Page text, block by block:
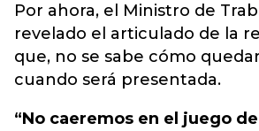
Por ahora, el Ministro de
revelado el articulado de la
que, no se sabe cómo
cuando será presentada.
“No caeremos en el juego